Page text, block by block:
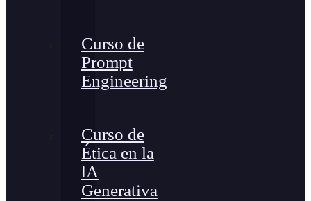
Curso de
Prompt
Engineering
Curso de
Ética en la
lA
Generativa